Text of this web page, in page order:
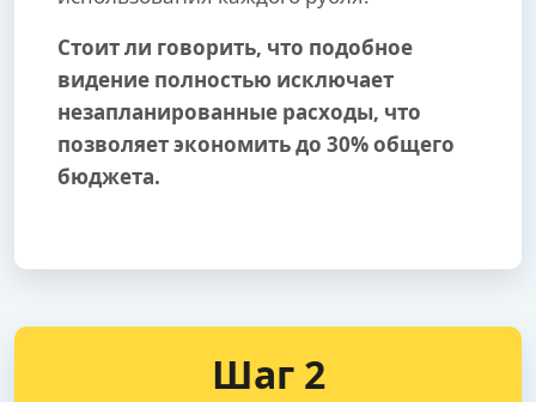
Стоит ли говорить, что подобное
видение полностью исключает
незапланированные расходы, что
позволяет экономить до 30% общего
бюджета.
Шаг 2